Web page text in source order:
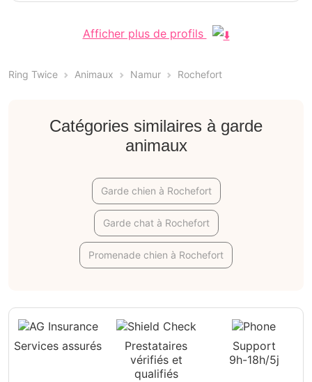
Afficher plus de profils
Ring Twice Animaux Namur Rochefort
Catégories similaires à garde
animaux
Garde chien à Rochefort
Garde chat à Rochefort
Promenade chien à Rochefort
Services assurés
Prestataires
vérifiés et
qualifiés
Support
9h-18h/5j